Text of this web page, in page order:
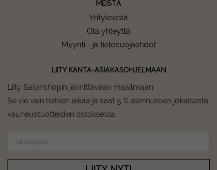
MEISTÄ
Yrityksestä
Ota yhteyttä
Myynti - ja tietosuojaehdot
LIITY KANTA-ASIAKASOHJELMAAN
Liity Salonshopin jännittävään maailmaan.
Se vie vain hetken aikaa ja saat 5 % alennuksen jokaisesta
kauneustuotteiden ostoksesta.